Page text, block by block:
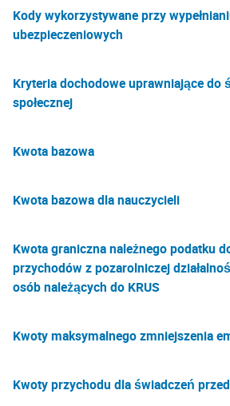
Kody wykorzystywane przy
ubezpieczeniowych
Kryteria dochodowe uprawniające do
społecznej
Kwota bazowa
Kwota bazowa dla nauczycieli
Kwota graniczna należnego podatku
przychodów z pozarolniczej
osób należących do KRUS
Kwoty maksymalnego zmniejszenia
Kwoty przychodu dla świadczeń